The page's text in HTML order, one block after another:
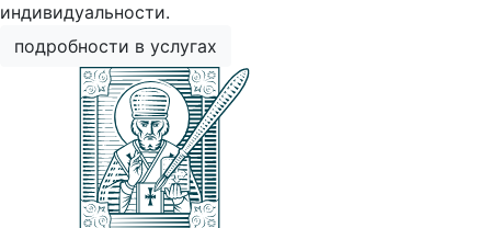
индивидуальности.
подробности в услугах